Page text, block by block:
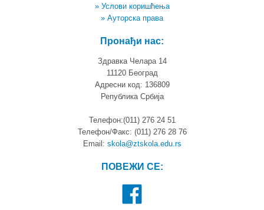
» Услови коришћења
» Ауторска права
Пронађи нас:
Здравка Челара 14
11120 Београд
Адресни код: 136809
Република Србија
Телефон:(011) 276 24 51
Телефон/Факс: (011) 276 28 76
Email: skola@ztskola.edu.rs
ПОВЕЖИ СЕ: